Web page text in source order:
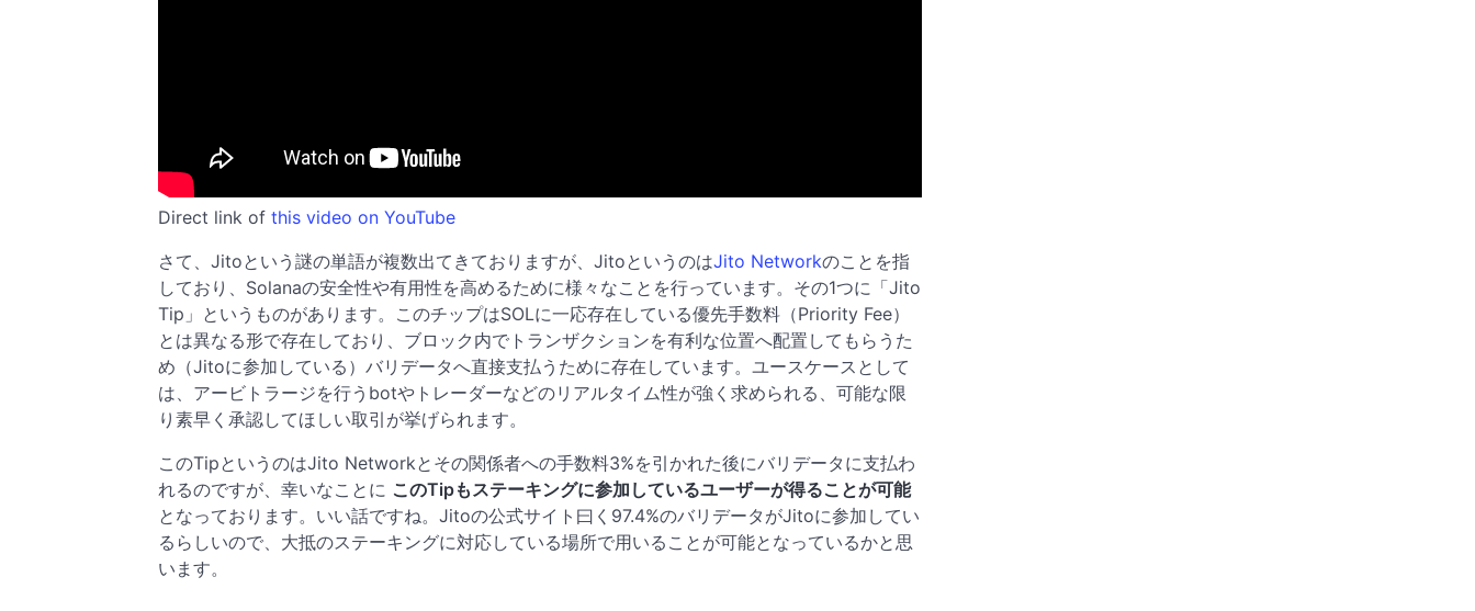
Direct link of this video on YouTube
さて、Jitoという謎の単語が複数出てきておりますが、JitoというのはJito Networkのことを指
しており、Solanaの安全性や有用性を高めるために様々なことを行っています。その1つに「Jito
Tip」というものがあります。このチップはSOLに一応存在している優先手数料（Priority Fee）
とは異なる形で存在しており、ブロック内でトランザクションを有利な位置へ配置してもらうた
め（Jitoに参加している）バリデータへ直接支払うために存在しています。ユースケースとして
は、アービトラージを行うbotやトレーダーなどのリアルタイム性が強く求められる、可能な限
り素早く承認してほしい取引が挙げられます。
このTipというのはJito Networkとその関係者への手数料3%を引かれた後にバリデータに支払わ
れるのですが、幸いなことに このTipもステーキングに参加しているユーザーが得ることが可能
となっております。いい話ですね。Jitoの公式サイト曰く97.4%のバリデータがJitoに参加してい
るらしいので、大抵のステーキングに対応している場所で用いることが可能となっているかと思
います。